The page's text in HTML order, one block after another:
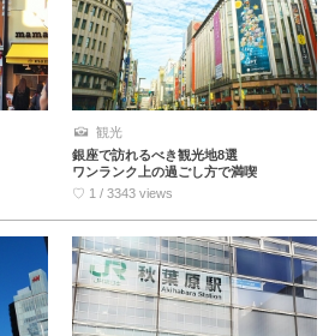
観光
銀座で訪れるべき観光地8選
ワンランク上の過ごし方で満喫
♡ 1 / 3343 views